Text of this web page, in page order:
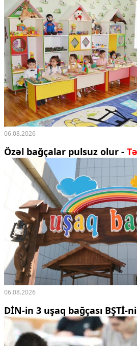
06.08.2026
Özəl bağçalar pulsuz olur -
06.08.2026
DİN-in 3 uşaq bağçası